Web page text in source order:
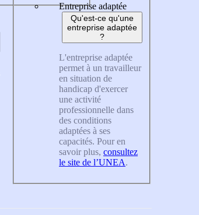
Entreprise adaptée
Qu'est-ce qu'une
entreprise adaptée
?
L'entreprise adaptée
permet à un travailleur
en situation de
handicap d'exercer
une activité
professionnelle dans
des conditions
adaptées à ses
capacités. Pour en
savoir plus, consultez
le site de l’UNEA.